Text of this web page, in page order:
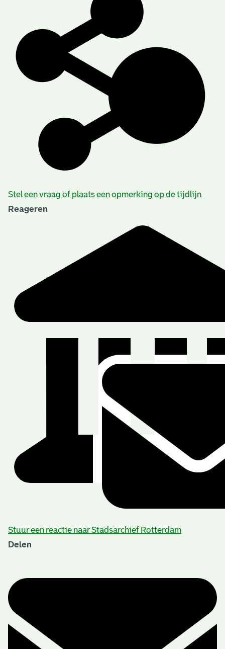
Beschrijving van de series en archiefbestanddelen
Stel een vraag of plaats een opmerking op de tijdlijn
Reageren
Stuur een reactie naar Stadsarchief Rotterdam
Delen